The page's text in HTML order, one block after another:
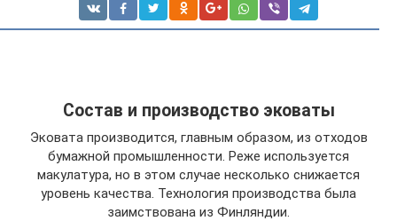
Состав и производство эковаты
Эковата производится, главным образом, из отходов
бумажной промышленности. Реже используется
макулатура, но в этом случае несколько снижается
уровень качества. Технология производства была
заимствована из Финляндии.